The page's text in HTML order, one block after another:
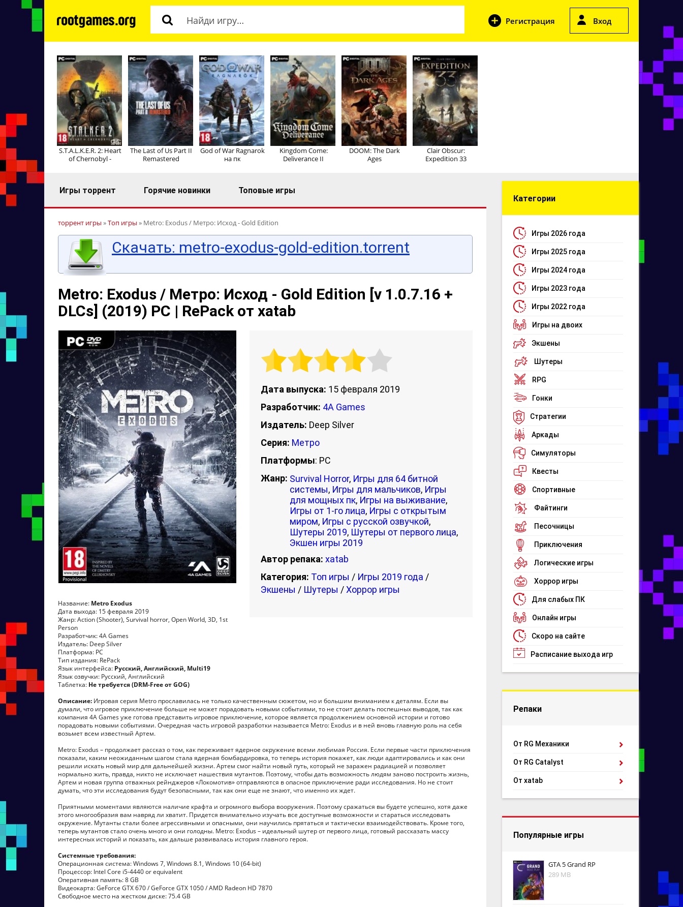
Регистрация Вход
S.T.A.L.K.E.R. 2: Heart
of Chernobyl -
The Last of Us Part II
Remastered
God of War Ragnarok
на пк
Kingdom Come:
Deliverance II
DOOM: The Dark
Ages
Clair Obscur:
Expedition 33
Игры торрент Горячие новинки Топовые игры
торрент игры »Топ игры » Metro: Exodus / Метро: Исход - Gold Edition
Скачать: metro-exodus-gold-edition.torrent
Metro: Exodus / Метро: Исход - Gold Edition [v 1.0.7.16 +
DLCs] (2019) PC | RePack от xatab
Дата выпуска: 15 февраля 2019
Разработчик: 4A Games
Издатель: Deep Silver
Серия: Метро
Платформы: PC
Жанр: Survival Horror, Игры для 64 битной
системы, Игры для мальчиков, Игры
для мощных пк, Игры на выживание,
Игры от 1-го лица, Игры с открытым
миром, Игры с русской озвучкой,
Шутеры 2019, Шутеры от первого лица,
Экшен игры 2019
Автор репака: xatab
Категория: Топ игры / Игры 2019 года /
Экшены / Шутеры /Хоррор игры
Название: Metro Exodus
Дата выхода: 15 февраля 2019
Жанр: Action (Shooter), Survival horror, Open World, 3D, 1st
Person
Разработчик: 4A Games
Издатель: Deep Silver
Платформа: PC
Тип издания: RePack
Язык интерфейса: Русский, Английский, Multi19
Язык озвучки: Русский, Английский
Таблетка: Не требуется (DRM-Free от GOG)
Описание: Игровая серия Metro прославилась не только качественным сюжетом, но и большим вниманием к деталям. Если вы
думали, что игровое приключение больше не может порадовать новыми событиями, то не стоит делать поспешных выводов, так как
компания 4А Games уже готова представить игровое приключение, которое является продолжением основной истории и готово
порадовать новыми событиями. Очередная часть игровой разработки называется Metro: Exodus и в ней вновь главную роль на себя
возьмет всем известный Артем.
Metro: Exodus – продолжает рассказ о том, как переживает ядерное окружение всеми любимая Россия. Если первые части приключения
показали, каким неожиданным шагом стала ядерная бомбардировка, то теперь история покажет, как люди адаптировались и как они
решили искать новый мир для дальнейшей жизни. Артем смог найти новый путь, который не заражен радиацией и позволяет
нормально жить, правда, никто не исключает нашествия мутантов. Поэтому, чтобы дать возможность людям заново построить жизнь,
Артем и новая группа отважных рейнджеров «Локомотив» отправляются в опасное приключение ради исследования. Но не стоит
думать, что эти исследования будут безопасными, так как они еще не знают, что именно их ждет.
Приятными моментами являются наличие крафта и огромного выбора вооружения. Поэтому сражаться вы будете успешно, хотя даже
этого многообразия вам навряд ли хватит. Придется внимательно изучать все доступные возможности и стараться исследовать
окружение. Мутанты стали более агрессивными и опасными, они научились прятаться и тактически взаимодействовать. Кроме того,
теперь мутантов стало очень много и они голодны. Metro: Exodus – идеальный шутер от первого лица, готовый рассказать массу
интересных историй и показать, как дальше развивалась история главного героя.
Системные требования:
Операционная система: Windows 7, Windows 8.1, Windows 10 (64-bit)
Процессор: Intel Core i5-4440 or equivalent
Оперативная память: 8 GB
Видеокарта: GeForce GTX 670 / GeForce GTX 1050 / AMD Radeon HD 7870
Свободное место на жестком диске: 75.4 GB
Категории
Игры 2026 года
Игры 2025 года
Игры 2024 года
Игры 2023 года
Игры 2022 года
Игры на двоих
Экшены
Шутеры
RPG
Гонки
Стратегии
Аркады
Симуляторы
Квесты
Спортивные
Файтинги
Песочницы
Приключения
Логические игры
Хоррор игры
Для слабых ПК
Онлайн игры
Скоро на сайте
Расписание выхода игр
Репаки
От RG Механики
От RG Catalyst
От xatab
Популярные игры
GTA 5 Grand RP
289 MB